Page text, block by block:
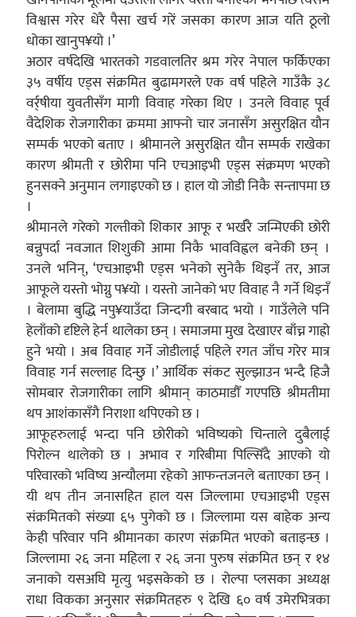
विश्वास गरेर धेरै पैसा खर्च गरें जसका कारण आज यति ठूलो
धोका खानुप¥यो ।’
अठार वर्षदेखि भारतको गडवालतिर श्रम गरेर नेपाल फर्किएका
३५ वर्षीय एड्स संक्रमित बुढामगरले एक वर्ष पहिले गाउँकै ३८
वर्र्षीया युवतीसँग मागी विवाह गरेका थिए । उनले विवाह पूर्व
वैदेशिक रोजगारीका क्रममा आफ्नो चार जनासँग असुरक्षित यौन
सम्पर्क भएको बताए । श्रीमानले असुरक्षित यौन सम्पर्क राखेका
कारण श्रीमती र छोरीमा पनि एचआइभी एड्स संक्रमण भएको
हुनसक्ने अनुमान लगाइएको छ । हाल यो जोडी निकै सन्तापमा छ
।
श्रीमानले गरेको गल्तीको शिकार आफू र भर्खरै जन्मिएकी छोरी
बन्नुपर्दा नवजात शिशुकी आमा निकै भावविह्वल बनेकी छन् ।
उनले भनिन्, ‘एचआइभी एड्स भनेको सुनेकै थिइनँ तर, आज
आफूले यस्तो भोग्नु प¥यो । यस्तो जानेको भए विवाह नै गर्ने थिइनँ
। बेलामा बुद्धि नपु¥याउँदा जिन्दगी बरबाद भयो । गाउँलेले पनि
हेलाँको दृष्टिले हेर्न थालेका छन् । समाजमा मुख देखाएर बाँच्न गाह्रो
हुने भयो । अब विवाह गर्ने जोडीलाई पहिले रगत जाँच गरेर मात्र
विवाह गर्न सल्लाह दिन्छु ।’ आर्थिक संकट सुल्झाउन भन्दै हिजै
सोमबार रोजगारीका लागि श्रीमान् काठमाडौँ गएपछि श्रीमतीमा
थप आशंकासँगै निराशा थपिएको छ ।
आफूहरुलाई भन्दा पनि छोरीको भविष्यको चिन्ताले दुबैलाई
पिरोल्न थालेको छ । अभाव र गरिबीमा पिल्सिँदै आएको यो
परिवारको भविष्य अन्यौलमा रहेको आफन्तजनले बताएका छन् ।
यी थप तीन जनासहित हाल यस जिल्लामा एचआइभी एड्स
संक्रमितको संख्या ६५ पुगेको छ । जिल्लामा यस बाहेक अन्य
केही परिवार पनि श्रीमानका कारण संक्रमित भएको बताइन्छ ।
जिल्लामा २६ जना महिला र २६ जना पुरुष संक्रमित छन् र १४
जनाको यसअघि मृत्यु भइसकेको छ । रोल्पा प्लसका अध्यक्ष
राधा विकका अनुसार संक्रमितहरु ९ देखि ६० वर्ष उमेरभित्रका